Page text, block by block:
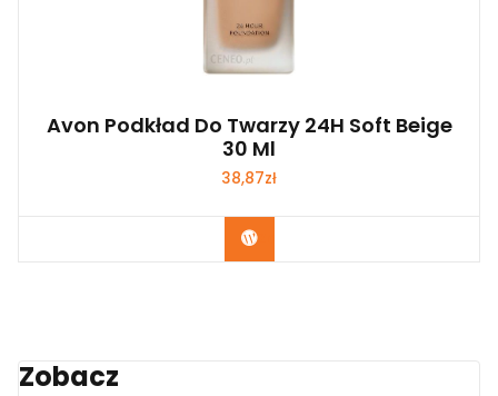
Avon Podkład Do Twarzy 24H Soft Beige
30 Ml
38,87zł
Zobacz
Zobacz